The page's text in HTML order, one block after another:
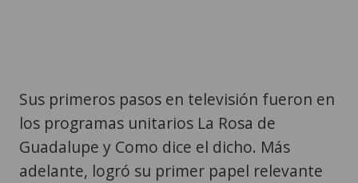
Sus primeros pasos en televisión fueron en
los programas unitarios La Rosa de
Guadalupe y Como dice el dicho. Más
adelante, logró su primer papel relevante